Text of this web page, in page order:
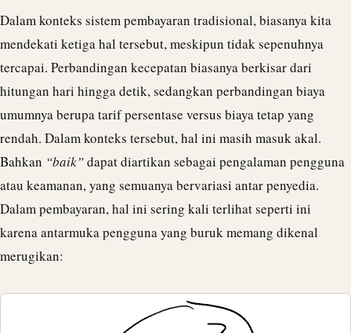
Dalam konteks sistem pembayaran tradisional, biasanya kita
mendekati ketiga hal tersebut, meskipun tidak sepenuhnya
tercapai. Perbandingan kecepatan biasanya berkisar dari
hitungan hari hingga detik, sedangkan perbandingan biaya
umumnya berupa tarif persentase versus biaya tetap yang
rendah. Dalam konteks tersebut, hal ini masih masuk akal.
Bahkan “baik”dapat diartikan sebagai pengalaman pengguna
atau keamanan, yang semuanya bervariasi antar penyedia.
Dalam pembayaran, hal ini sering kali terlihat seperti ini
karena antarmuka pengguna yang buruk memang dikenal
merugikan: